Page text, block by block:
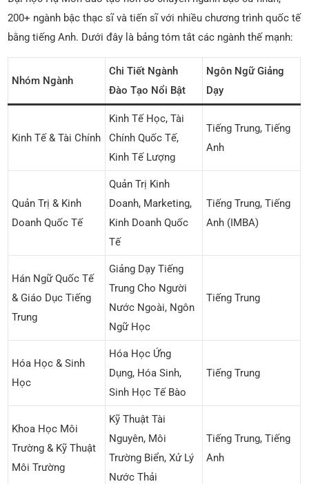
200+ ngành bậc thạc sĩ và tiến sĩ với nhiều chương trình quốc tế
bằng tiếng Anh. Dưới đây là bảng tóm tắt các ngành thế mạnh:
Nhóm Ngành
Chi Tiết Ngành
Đào Tạo Nổi Bật
Ngôn Ngữ Giảng
Dạy
Kinh Tế & Tài Chính
Kinh Tế Học, Tài
Chính Quốc Tế,
Kinh Tế Lượng
Tiếng Trung, Tiếng
Anh
Quản Trị & Kinh
Doanh Quốc Tế
Quản Trị Kinh
Doanh, Marketing,
Kinh Doanh Quốc
Tế
Tiếng Trung, Tiếng
Anh (IMBA)
Hán Ngữ Quốc Tế
& Giáo Dục Tiếng
Trung
Giảng Dạy Tiếng
Trung Cho Người
Nước Ngoài, Ngôn
Ngữ Học
Tiếng Trung
Hóa Học & Sinh
Học
Hóa Học Ứng
Dụng, Hóa Sinh,
Sinh Học Tế Bào
Tiếng Trung
Khoa Học Môi
Trường & Kỹ Thuật
Môi Trường
Kỹ Thuật Tài
Nguyên, Môi
Trường Biển, Xử Lý
Nước Thải
Tiếng Trung, Tiếng
Anh